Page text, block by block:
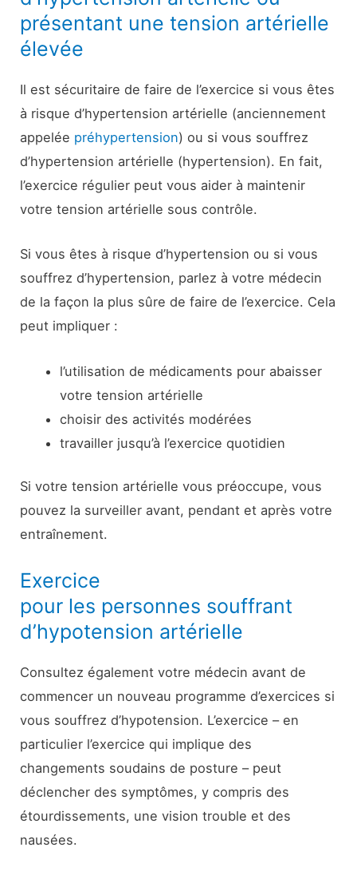
présentant une tension artérielle
élevée
Il est sécuritaire de faire de l’exercice si vous êtes
à risque d’hypertension artérielle (anciennement
appelée préhypertension) ou si vous souffrez
d’hypertension artérielle (hypertension). En fait,
l’exercice régulier peut vous aider à maintenir
votre tension artérielle sous contrôle.
Si vous êtes à risque d’hypertension ou si vous
souffrez d’hypertension, parlez à votre médecin
de la façon la plus sûre de faire de l’exercice. Cela
peut impliquer :
l’utilisation de médicaments pour abaisser
votre tension artérielle
choisir des activités modérées
travailler jusqu’à l’exercice quotidien
Si votre tension artérielle vous préoccupe, vous
pouvez la surveiller avant, pendant et après votre
entraînement.
Exercice
pour les personnes souffrant
d’hypotension artérielle
Consultez également votre médecin avant de
commencer un nouveau programme d’exercices si
vous souffrez d’hypotension. L’exercice – en
particulier l’exercice qui implique des
changements soudains de posture – peut
déclencher des symptômes, y compris des
étourdissements, une vision trouble et des
nausées.